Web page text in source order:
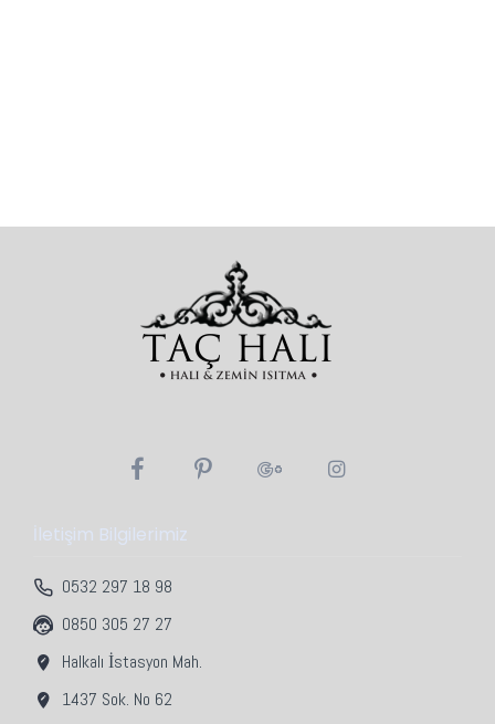
İletişim Bilgilerimiz
0532 297 18 98
0850 305 27 27
Halkalı İstasyon Mah.
1437 Sok. No 62